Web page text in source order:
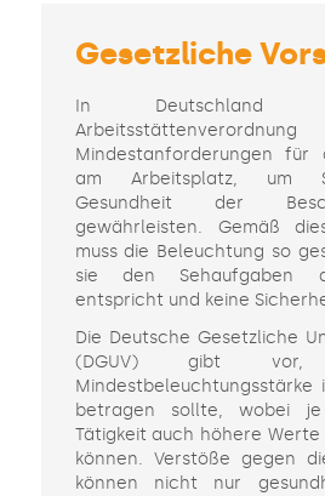
Gesetzliche
In Deutschland
Mindestanforderungen für
am Arbeitsplatz, um
Gesundheit der
gewährleisten. Gemäß
muss die Beleuchtung so
sie den Sehaufgaben
entspricht und keine
Die Deutsche Gesetzliche
(DGUV) gibt
Mindestbeleuchtungsstärke
betragen sollte, wobei
Tätigkeit auch höhere
können. Verstöße gegen
können nicht nur